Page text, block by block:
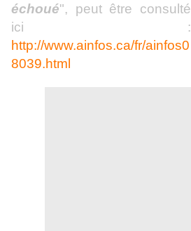
échoué", peut être consulté
ici :
http://www.ainfos.ca/fr/ainfos0
8039.html